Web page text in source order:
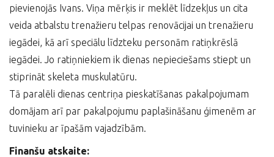
pievienojās Ivans. Viņa mērķis ir meklēt līdzekļus un cita
veida atbalstu trenažieru telpas renovācijai un trenažieru
iegādei, kā arī speciālu līdzteku personām ratiņkrēslā
iegādei. Jo ratiņniekiem ik dienas nepieciešams stiept un
stiprināt skeleta muskulatūru.
Tā paralēli dienas centriņa pieskatīšanas pakalpojumam
domājam arī par pakalpojumu paplašināšanu ģimenēm ar
tuvinieku ar īpašām vajadzībām.
Finanšu atskaite: